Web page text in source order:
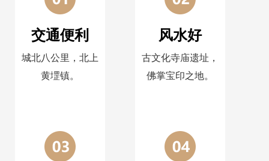
交通便利
城北八公里，北上
黄堽镇。
风水好
古文化寺庙遗址，
佛掌宝印之地。